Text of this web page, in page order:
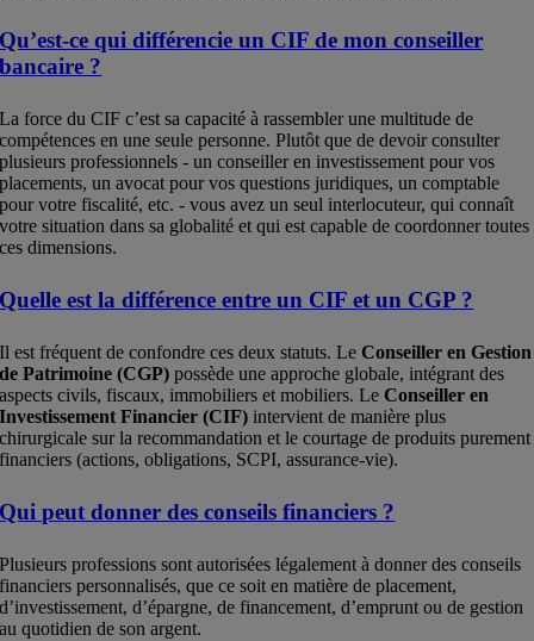
Qu’est-ce qui différencie un CIF de mon conseiller
bancaire ?
La force du CIF c’est sa capacité à rassembler une multitude de
compétences en une seule personne. Plutôt que de devoir consulter
plusieurs professionnels - un conseiller en investissement pour vos
placements, un avocat pour vos questions juridiques, un comptable
pour votre fiscalité, etc. - vous avez un seul interlocuteur, qui connaît
votre situation dans sa globalité et qui est capable de coordonner toutes
ces dimensions.
Quelle est la différence entre un CIF et un CGP ?
Il est fréquent de confondre ces deux statuts. LeConseiller en Gestion
de Patrimoine (CGP) possède une approche globale, intégrant des
aspects civils, fiscaux, immobiliers et mobiliers. LeConseiller en
Investissement Financier (CIF) intervient de manière plus
chirurgicale sur la recommandation et le courtage de produits purement
financiers (actions, obligations, SCPI, assurance-vie).
Qui peut donner des conseils financiers ?
Plusieurs professions sont autorisées légalement à donner des conseils
financiers personnalisés, que ce soit en matière de placement,
d’investissement, d’épargne, de financement, d’emprunt ou de gestion
au quotidien de son argent.